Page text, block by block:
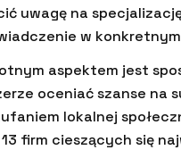
uwagę na
w
aspektem jest
oceniać szanse na
lokalnej
firm cieszących się